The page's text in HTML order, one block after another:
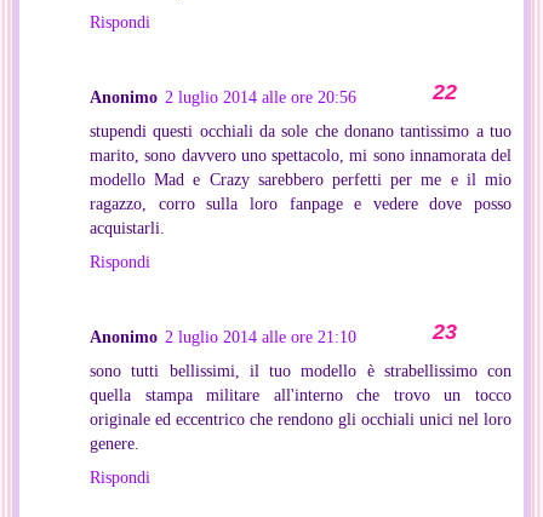
Rispondi
Anonimo 2 luglio 2014 alle ore 20:56
stupendi questi occhiali da sole che donano tantissimo a tuo
marito, sono davvero uno spettacolo, mi sono innamorata del
modello Mad e Crazy sarebbero perfetti per me e il mio
ragazzo, corro sulla loro fanpage e vedere dove posso
acquistarli.
Rispondi
Anonimo 2 luglio 2014 alle ore 21:10
sono tutti bellissimi, il tuo modello è strabellissimo con
quella stampa militare all'interno che trovo un tocco
originale ed eccentrico che rendono gli occhiali unici nel loro
genere.
Rispondi